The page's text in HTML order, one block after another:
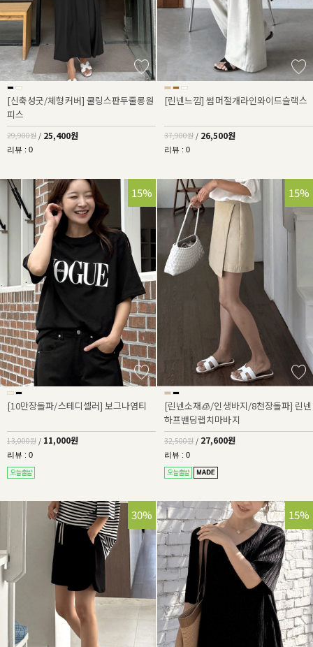
[신축성굿/체형커버] 쿨링스판두줄롱원
피스
29,900원 / 25,400원
리뷰 : 0
[린넨느낌] 썸머절개라인와이드슬랙스
37,900원 / 26,500원
리뷰 : 0
15%
[10만장돌파/스테디셀러] 보그나염티
13,000원 / 11,000원
리뷰 : 0
15%
[린넨소재🧊/인생바지/8천장돌파] 린넨
하프밴딩랩치마바지
32,500원 / 27,600원
리뷰 : 0
30% 15%